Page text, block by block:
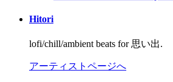
Hitori
lofi/chill/ambient beats for 思い出.
アーティストページへ